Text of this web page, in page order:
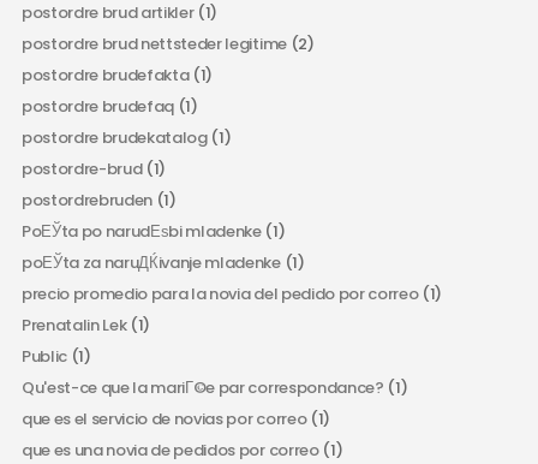
postordre brud artikler(1)
postordre brud nettsteder legitime(2)
postordre brudefakta(1)
postordre brudefaq (1)
postordre brudekatalog(1)
postordre-brud(1)
postordrebruden (1)
PoЕЎta po narudЕѕbi mladenke(1)
poЕЎta za naruДЌivanje mladenke(1)
precio promedio para la novia del pedido por correo(1)
Prenatalin Lek(1)
Public(1)
Qu'est-ce que la mariГ©e par correspondance? (1)
que es el servicio de novias por correo(1)
que es una novia de pedidos por correo(1)